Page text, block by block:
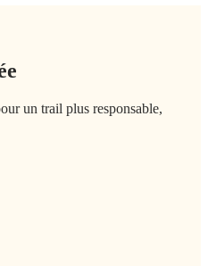
un trail plus responsable,